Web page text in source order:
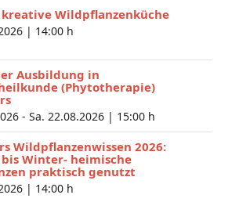
kreative Wildpflanzenküche
| 14:00 h
Ausbildung in
(Phytotherapie)
- Sa. 22.08.2026 | 15:00 h
Wildpflanzenwissen 2026:
Winter- heimische
praktisch genutzt
| 14:00 h